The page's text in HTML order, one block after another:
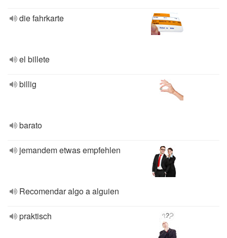
die fahrkarte
el billete
billig
barato
jemandem etwas empfehlen
Recomendar algo a alguien
praktisch